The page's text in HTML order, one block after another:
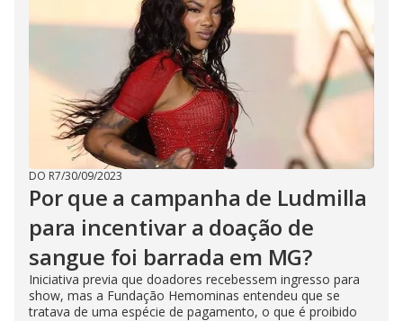
DO R7/30/09/2023
Por que a campanha de Ludmilla
para incentivar a doação de
sangue foi barrada em MG?
Iniciativa previa que doadores recebessem ingresso para
show, mas a Fundação Hemominas entendeu que se
tratava de uma espécie de pagamento, o que é proibido